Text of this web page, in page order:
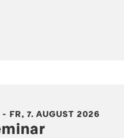
- FR, 7. AUGUST 2026